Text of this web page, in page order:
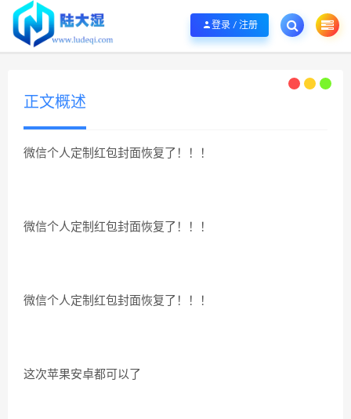
欢迎您光临陆大湿，本站秉承服务宗旨 履行“站长”责任，销售只是起点 服务永无
登录 / 注册
正文概述
微信个人定制红包封面恢复了！！！
微信个人定制红包封面恢复了！！！
微信个人定制红包封面恢复了！！！
这次苹果安卓都可以了